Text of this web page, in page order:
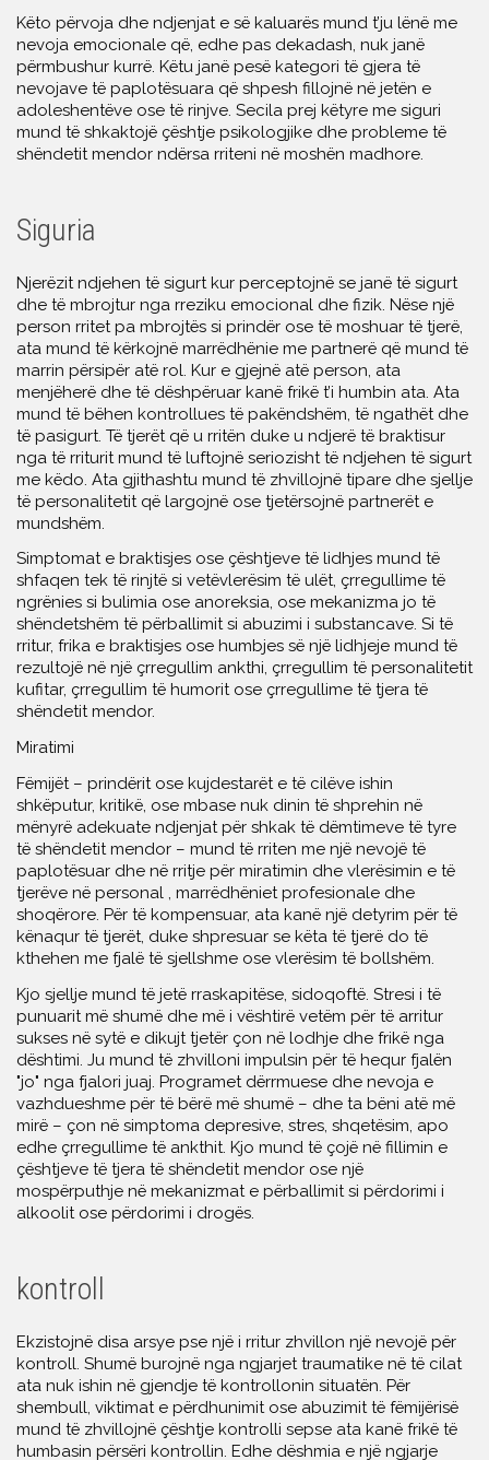
Këto përvoja dhe ndjenjat e së kaluarës mund t’ju lënë me
nevoja emocionale që, edhe pas dekadash, nuk janë
përmbushur kurrë. Këtu janë pesë kategori të gjera të
nevojave të paplotësuara që shpesh fillojnë në jetën e
adoleshentëve ose të rinjve. Secila prej këtyre me siguri
mund të shkaktojë çështje psikologjike dhe probleme të
shëndetit mendor ndërsa rriteni në moshën madhore.
Siguria
Njerëzit ndjehen të sigurt kur perceptojnë se janë të sigurt
dhe të mbrojtur nga rreziku emocional dhe fizik. Nëse një
person rritet pa mbrojtës si prindër ose të moshuar të tjerë,
ata mund të kërkojnë marrëdhënie me partnerë që mund të
marrin përsipër atë rol. Kur e gjejnë atë person, ata
menjëherë dhe të dëshpëruar kanë frikë t’i humbin ata. Ata
mund të bëhen kontrollues të pakëndshëm, të ngathët dhe
të pasigurt. Të tjerët që u rritën duke u ndjerë të braktisur
nga të rriturit mund të luftojnë seriozisht të ndjehen të sigurt
me këdo. Ata gjithashtu mund të zhvillojnë tipare dhe sjellje
të personalitetit që largojnë ose tjetërsojnë partnerët e
mundshëm.
Simptomat e braktisjes ose çështjeve të lidhjes mund të
shfaqen tek të rinjtë si vetëvlerësim të ulët, çrregullime të
ngrënies si bulimia ose anoreksia, ose mekanizma jo të
shëndetshëm të përballimit si abuzimi i substancave. Si të
rritur, frika e braktisjes ose humbjes së një lidhjeje mund të
rezultojë në një çrregullim ankthi, çrregullim të personalitetit
kufitar, çrregullim të humorit ose çrregullime të tjera të
shëndetit mendor.
Miratimi
Fëmijët – prindërit ose kujdestarët e të cilëve ishin
shkëputur, kritikë, ose mbase nuk dinin të shprehin në
mënyrë adekuate ndjenjat për shkak të dëmtimeve të tyre
të shëndetit mendor – mund të rriten me një nevojë të
paplotësuar dhe në rritje për miratimin dhe vlerësimin e të
tjerëve në personal , marrëdhëniet profesionale dhe
shoqërore. Për të kompensuar, ata kanë një detyrim për të
kënaqur të tjerët, duke shpresuar se këta të tjerë do të
kthehen me fjalë të sjellshme ose vlerësim të bollshëm.
Kjo sjellje mund të jetë rraskapitëse, sidoqoftë. Stresi i të
punuarit më shumë dhe më i vështirë vetëm për të arritur
sukses në sytë e dikujt tjetër çon në lodhje dhe frikë nga
dështimi. Ju mund të zhvilloni impulsin për të hequr fjalën
"jo" nga fjalori juaj. Programet dërrmuese dhe nevoja e
vazhdueshme për të bërë më shumë – dhe ta bëni atë më
mirë – çon në simptoma depresive, stres, shqetësim, apo
edhe çrregullime të ankthit. Kjo mund të çojë në fillimin e
çështjeve të tjera të shëndetit mendor ose një
mospërputhje në mekanizmat e përballimit si përdorimi i
alkoolit ose përdorimi i drogës.
kontroll
Ekzistojnë disa arsye pse një i rritur zhvillon një nevojë për
kontroll. Shumë burojnë nga ngjarjet traumatike në të cilat
ata nuk ishin në gjendje të kontrollonin situatën. Për
shembull, viktimat e përdhunimit ose abuzimit të fëmijërisë
mund të zhvillojnë çështje kontrolli sepse ata kanë frikë të
humbasin përsëri kontrollin. Edhe dëshmia e një ngjarje